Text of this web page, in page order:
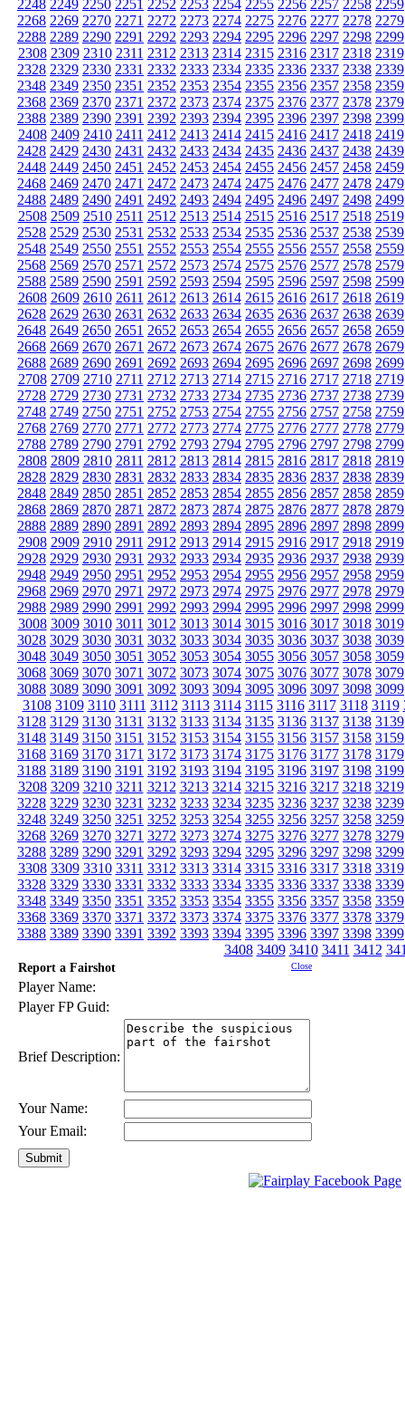
2248 2249 2250 2251 2252 2253 2254 2255 2256 2257 2258 2259
2268 2269 2270 2271 2272 2273 2274 2275 2276 2277 2278 2279
2288 2289 2290 2291 2292 2293 2294 2295 2296 2297 2298 2299
2308 2309 2310 2311 2312 2313 2314 2315 2316 2317 2318 2319
2328 2329 2330 2331 2332 2333 2334 2335 2336 2337 2338 2339
2348 2349 2350 2351 2352 2353 2354 2355 2356 2357 2358 2359
2368 2369 2370 2371 2372 2373 2374 2375 2376 2377 2378 2379
2388 2389 2390 2391 2392 2393 2394 2395 2396 2397 2398 2399
2408 2409 2410 2411 2412 2413 2414 2415 2416 2417 2418 2419
2428 2429 2430 2431 2432 2433 2434 2435 2436 2437 2438 2439
2448 2449 2450 2451 2452 2453 2454 2455 2456 2457 2458 2459
2468 2469 2470 2471 2472 2473 2474 2475 2476 2477 2478 2479
2488 2489 2490 2491 2492 2493 2494 2495 2496 2497 2498 2499
2508 2509 2510 2511 2512 2513 2514 2515 2516 2517 2518 2519
2528 2529 2530 2531 2532 2533 2534 2535 2536 2537 2538 2539
2548 2549 2550 2551 2552 2553 2554 2555 2556 2557 2558 2559
2568 2569 2570 2571 2572 2573 2574 2575 2576 2577 2578 2579
2588 2589 2590 2591 2592 2593 2594 2595 2596 2597 2598 2599
2608 2609 2610 2611 2612 2613 2614 2615 2616 2617 2618 2619
2628 2629 2630 2631 2632 2633 2634 2635 2636 2637 2638 2639
2648 2649 2650 2651 2652 2653 2654 2655 2656 2657 2658 2659
2668 2669 2670 2671 2672 2673 2674 2675 2676 2677 2678 2679
2688 2689 2690 2691 2692 2693 2694 2695 2696 2697 2698 2699
2708 2709 2710 2711 2712 2713 2714 2715 2716 2717 2718 2719
2728 2729 2730 2731 2732 2733 2734 2735 2736 2737 2738 2739
2748 2749 2750 2751 2752 2753 2754 2755 2756 2757 2758 2759
2768 2769 2770 2771 2772 2773 2774 2775 2776 2777 2778 2779
2788 2789 2790 2791 2792 2793 2794 2795 2796 2797 2798 2799
2808 2809 2810 2811 2812 2813 2814 2815 2816 2817 2818 2819
2828 2829 2830 2831 2832 2833 2834 2835 2836 2837 2838 2839
2848 2849 2850 2851 2852 2853 2854 2855 2856 2857 2858 2859
2868 2869 2870 2871 2872 2873 2874 2875 2876 2877 2878 2879
2888 2889 2890 2891 2892 2893 2894 2895 2896 2897 2898 2899
2908 2909 2910 2911 2912 2913 2914 2915 2916 2917 2918 2919
2928 2929 2930 2931 2932 2933 2934 2935 2936 2937 2938 2939
2948 2949 2950 2951 2952 2953 2954 2955 2956 2957 2958 2959
2968 2969 2970 2971 2972 2973 2974 2975 2976 2977 2978 2979
2988 2989 2990 2991 2992 2993 2994 2995 2996 2997 2998 2999
3008 3009 3010 3011 3012 3013 3014 3015 3016 3017 3018 3019
3028 3029 3030 3031 3032 3033 3034 3035 3036 3037 3038 3039
3048 3049 3050 3051 3052 3053 3054 3055 3056 3057 3058 3059
3068 3069 3070 3071 3072 3073 3074 3075 3076 3077 3078 3079
3088 3089 3090 3091 3092 3093 3094 3095 3096 3097 3098 3099
3108 3109 3110 3111 3112 3113 3114 3115 3116 3117 3118 3119
3128 3129 3130 3131 3132 3133 3134 3135 3136 3137 3138 3139
3148 3149 3150 3151 3152 3153 3154 3155 3156 3157 3158 3159
3168 3169 3170 3171 3172 3173 3174 3175 3176 3177 3178 3179
3188 3189 3190 3191 3192 3193 3194 3195 3196 3197 3198 3199
3208 3209 3210 3211 3212 3213 3214 3215 3216 3217 3218 3219
3228 3229 3230 3231 3232 3233 3234 3235 3236 3237 3238 3239
3248 3249 3250 3251 3252 3253 3254 3255 3256 3257 3258 3259
3268 3269 3270 3271 3272 3273 3274 3275 3276 3277 3278 3279
3288 3289 3290 3291 3292 3293 3294 3295 3296 3297 3298 3299
3308 3309 3310 3311 3312 3313 3314 3315 3316 3317 3318 3319
3328 3329 3330 3331 3332 3333 3334 3335 3336 3337 3338 3339
3348 3349 3350 3351 3352 3353 3354 3355 3356 3357 3358 3359
3368 3369 3370 3371 3372 3373 3374 3375 3376 3377 3378 3379
3388 3389 3390 3391 3392 3393 3394 3395 3396 3397 3398 3399
3408 3409 3410 3411 3412
Report a Fairshot Close
Player Name:
Player FP Guid:
Brief Description:
Your Name:
Your Email: